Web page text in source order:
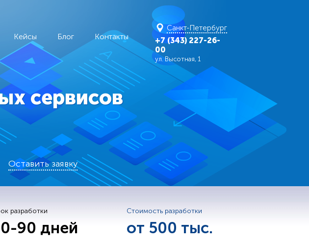
Кейсы Блог Контакты
Санкт-Петербург
+7 (343) 227-26-
00
ул. Высотная, 1
сервисов
Оставить заявку
разработки
90 дней
Стоимость разработки
от 500 тыс.